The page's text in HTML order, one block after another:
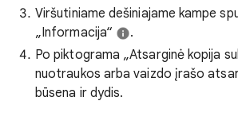
Viršutiniame dešiniajame kampe
„Informacija“
.
Po piktograma „Atsarginė kopija
nuotraukos arba vaizdo įrašo
būsena ir dydis.